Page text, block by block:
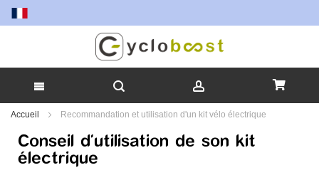
Allez
contenu
Accueil Recommandation et utilisation d'un kit vélo électrique
Conseil d'utilisation de son kit
électrique